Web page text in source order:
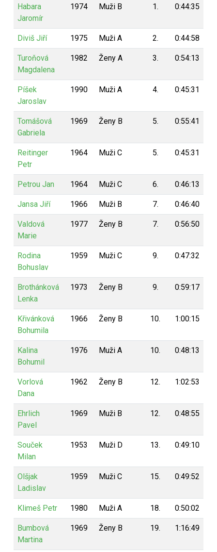
Habara
Jaromír
1974 Muži B 1. 0:44:35
Diviš Jiří 1975 Muži A 2. 0:44:58
Turoňová
Magdalena
1982 Ženy A 3. 0:54:13
Píšek
Jaroslav
1990 Muži A 4. 0:45:31
Tomášová
Gabriela
1969 Ženy B 5. 0:55:41
Reitinger
Petr
1964 Muži C 5. 0:45:31
Petrou Jan 1964 Muži C 6. 0:46:13
Jansa Jiří 1966 Muži B 7. 0:46:40
Valdová
Marie
1977 Ženy B 7. 0:56:50
Rodina
Bohuslav
1959 Muži C 9. 0:47:32
Brothánková
Lenka
1973 Ženy B 9. 0:59:17
Křivánková
Bohumila
1966 Ženy B 10. 1:00:15
Kalina
Bohumil
1976 Muži A 10. 0:48:13
Vorlová
Dana
1962 Ženy B 12. 1:02:53
Ehrlich
Pavel
1969 Muži B 12. 0:48:55
Souček
Milan
1953 Muži D 13. 0:49:10
Olšjak
Ladislav
1959 Muži C 15. 0:49:52
Klimeš Petr 1980 Muži A 18. 0:50:02
Bumbová
Martina
1969 Ženy B 19. 1:16:49